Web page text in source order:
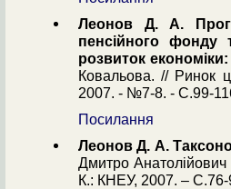
Леонов Д. А.
пенсійного фонду
розвиток
Ковальова. // Ринок
2007. - №7-8. - С.99-
Посилання
Леонов Д. А.
Дмитро Анатолійович
К.: КНЕУ, 2007. – С.76-